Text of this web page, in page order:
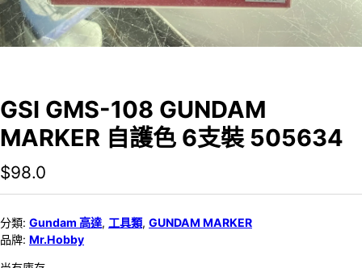
GSI GMS-108 GUNDAM
MARKER 自護色 6支裝 505634
$98.0
分類: Gundam 高達, 工具類, GUNDAM MARKER
品牌: Mr.Hobby